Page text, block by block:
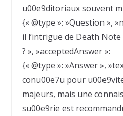
u00e9ditoriaux souvent
{« @type »: »Question »,
il l’intrigue de Death Note
? », »acceptedAnswer »:
{« @type »: »Answer »,
conu00e7u pour
majeurs, mais une
su00e9rie est